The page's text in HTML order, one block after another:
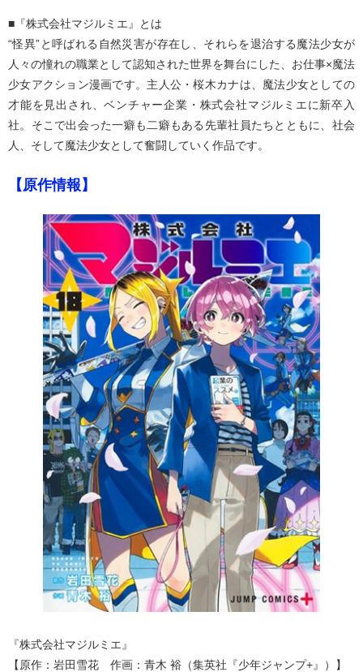
■『株式会社マジルミエ』とは
“怪異”と呼ばれる自然災害が存在し、それらを退治する魔法少女が
人々の憧れの職業として認知された世界を舞台にした、お仕事×魔法
少女アクション漫画です。主人公・桜木カナは、魔法少女としての
才能を見出され、ベンチャー企業・株式会社マジルミエに新卒入
社。そこで出会った一癖も二癖もある先輩社員たちとともに、社会
人、そして魔法少女として奮闘していく作品です。
【原作情報】
『株式会社マジルミエ』
【原作：岩田雪花 作画：青木 裕（集英社『少年ジャンプ+』）】